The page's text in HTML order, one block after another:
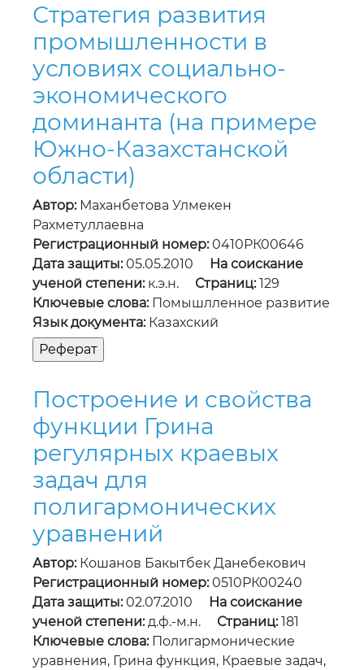
Стратегия развития
промышленности в
условиях социально-
экономического
доминанта (на примере
Южно-Казахстанской
области)
Автор:Маханбетова Улмекен
Рахметуллаевна
Регистрационный номер:0410РК00646
Дата защиты:05.05.2010
На соискание
ученой степени:к.э.н. Страниц:129
Ключевые слова:Помышлленное развитие
Язык документа:Казахский
Построение и свойства
функции Грина
регулярных краевых
задач для
полигармонических
уравнений
Автор:Кошанов Бакытбек Данебекович
Регистрационный номер:0510РК00240
Дата защиты:02.07.2010
На соискание
ученой степени:д.ф.-м.н. Страниц:181
Ключевые слова:Полигармонические
уравнения, Грина функция, Краевые задач,